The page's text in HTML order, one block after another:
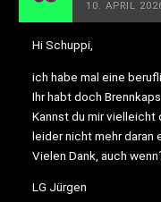
10. APRIL
Hi Schuppi,
ich habe mal eine
Ihr habt doch
Kannst du mir vielleicht
leider nicht mehr daran
Vielen Dank, auch
LG Jürgen